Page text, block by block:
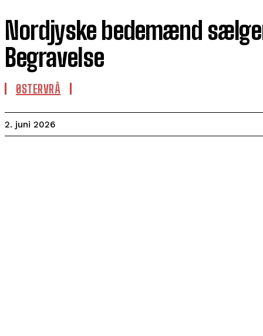
Nordjyske bedemænd
Begravelse
ØSTERVRÅ
2. juni 2026